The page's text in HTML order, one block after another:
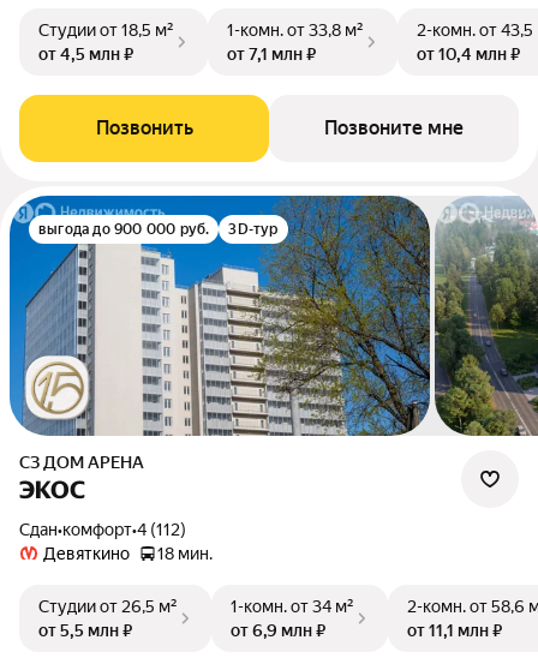
Студииот 18,5 м²
от 4,5 млн ₽
1-комн.от 33,8 м²
от 7,1 млн ₽
2-комн.от 43,5
от 10,4 млн ₽
Позвонить Позвоните мне
выгода до 900 000 руб. 3D-тур
СЗ ДОМ АРЕНА
ЭКОС
Сдан•комфорт•4 (112)
Девяткино
18 мин.
Студииот 26,5 м²
от 5,5 млн ₽
1-комн.от 34 м²
от 6,9 млн ₽
2-комн.от 58,6
от 11,1 млн ₽